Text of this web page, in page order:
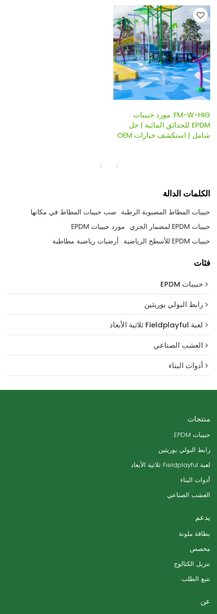
FM-W-HIG: مورد حبيبات
EPDM للحدائق المائية | حل
شامل | استكشف خيارات OEM
الكلمات الدالة
حبيبات المطاط المصبوبة الرطبة صب حبيبات المطاط في مكانها
حبيبات EPDM لمضمار الجري
مورد حبيبات EPDM
حبيبات EPDM للأسطح الرياضية
أرضيات رياضية مطاطية
فئات
حبيبات EPDM
رابط البولي يوريثين
لعبة Fieldplayful ثلاثية الأبعاد
العشب الصناعي
أدوات البناء
منتجات
حبيبات EPDM
رابط البولي يوريثين
لعبة Fieldplayful ثلاثية الأبعاد
أدوات البناء
العشب الصناعي
يدعم
بطاقة ملونة
مخصص
تنزيل الكتالوج
تتبع الطلب
عن